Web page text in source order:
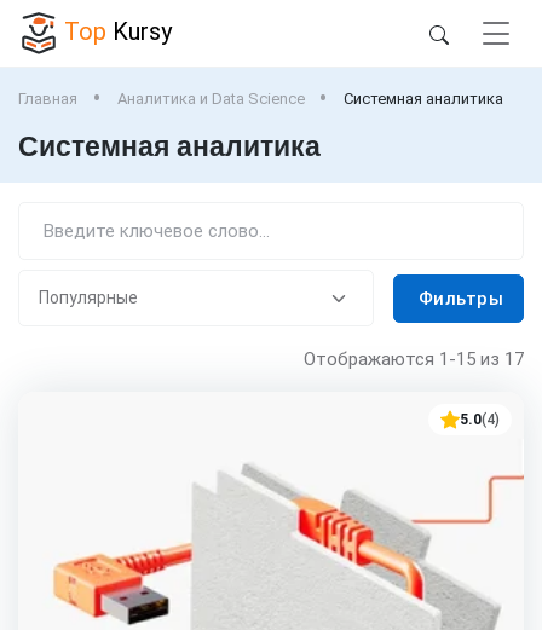
Top Kursy
Главная Аналитика и Data Science Системная аналитика
Системная аналитика
Фильтры
Отображаются 1-15 из 17
5.0(4)